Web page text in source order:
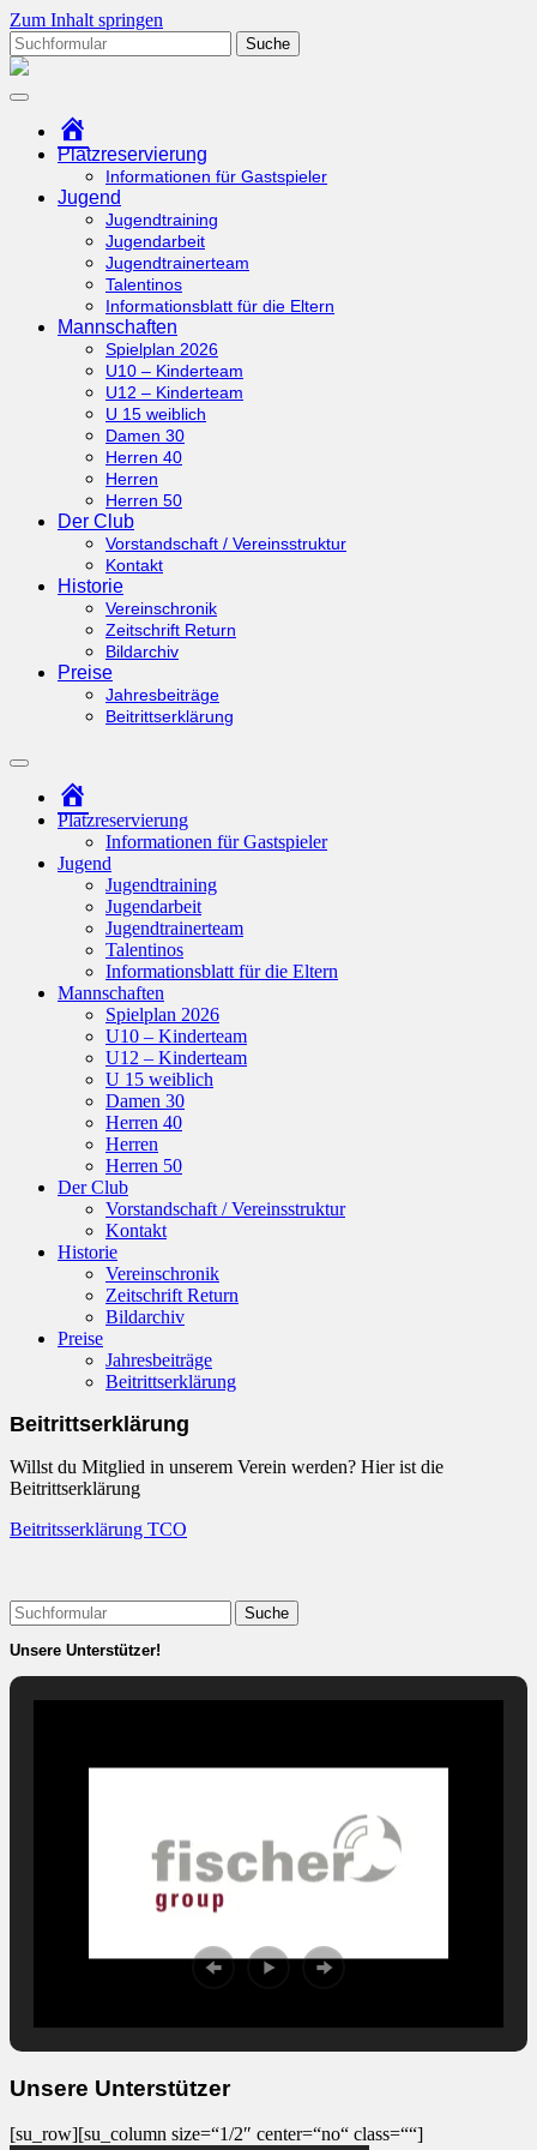
Zum Inhalt springen
Suchen
nach:tcottenhoefen.de
Platzreservierung
Informationen für Gastspieler
Jugend
Jugendtraining
Jugendarbeit
Jugendtrainerteam
Talentinos
Informationsblatt für die Eltern
Mannschaften
Spielplan 2026
U10 – Kinderteam
U12 – Kinderteam
U 15 weiblich
Damen 30
Herren 40
Herren
Herren 50
Der Club
Vorstandschaft / Vereinsstruktur
Kontakt
Historie
Vereinschronik
Zeitschrift Return
Bildarchiv
Preise
Jahresbeiträge
Beitrittserklärung
Suchfeld
ein-/ausblenden
Platzreservierung
Informationen für Gastspieler
Jugend
Jugendtraining
Jugendarbeit
Jugendtrainerteam
Talentinos
Informationsblatt für die Eltern
Mannschaften
Spielplan 2026
U10 – Kinderteam
U12 – Kinderteam
U 15 weiblich
Damen 30
Herren 40
Herren
Herren 50
Der Club
Vorstandschaft / Vereinsstruktur
Kontakt
Historie
Vereinschronik
Zeitschrift Return
Bildarchiv
Preise
Jahresbeiträge
Beitrittserklärung
Beitrittserklärung
Willst du Mitglied in unserem Verein werden? Hier ist die
Beitrittserklärung
Beitritsserklärung TCO
Suchen
nach:
Unsere Unterstützer!
Unsere Unterstützer
[su_row][su_column size=“1/2″ center=“no“ class=““]